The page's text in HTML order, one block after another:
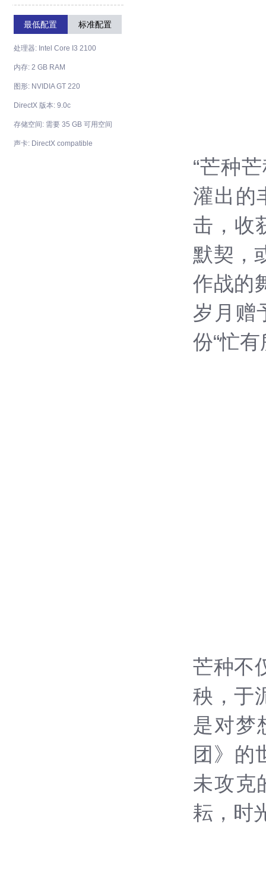
最低配置
处理器: Intel Core I3 2100
内存: 2 GB RAM
图形: NVIDIA GT 220
DirectX 版本: 9.0c
存储空间: 需要 35 GB 可用空间
声卡: DirectX compatible
标准配置
“芒种
灌出的
击，收
默契，
作战的
岁月赠
份“忙
芒种不
秧，于
是对梦
团》的
未攻克
耘，时